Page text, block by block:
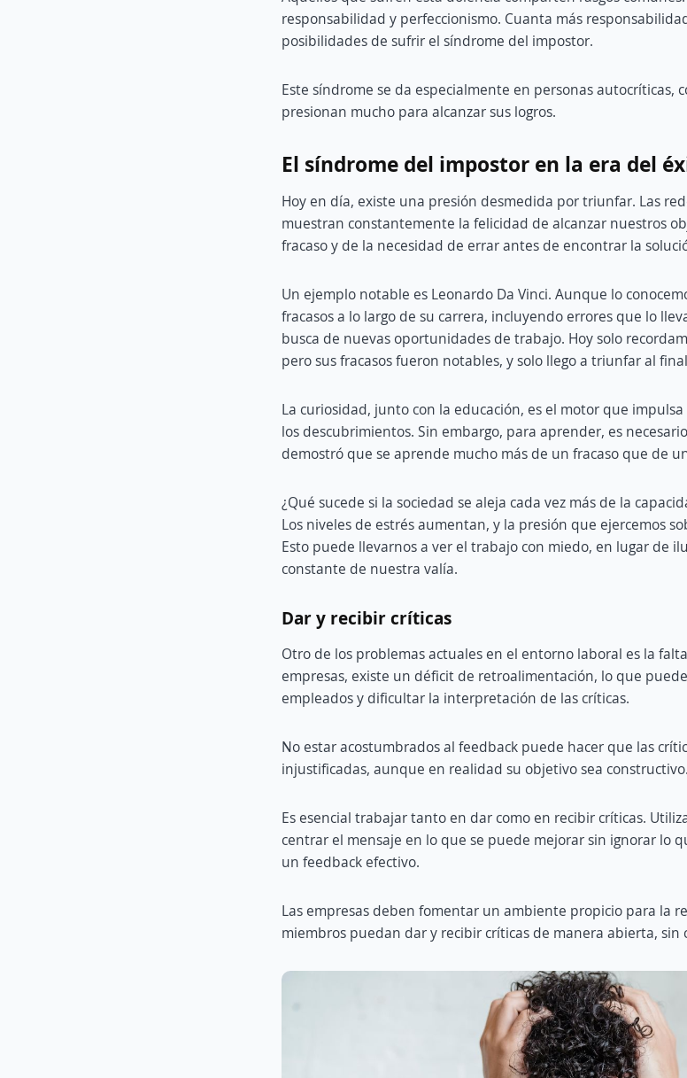
responsabilidad y perfeccionismo. Cuanta más
posibilidades de sufrir el síndrome del impostor.
Este síndrome se da especialmente en personas autocríticas,
presionan mucho para alcanzar sus logros.
El síndrome del impostor en la era del
Hoy en día, existe una presión desmedida por triunfar. Las
muestran constantemente la felicidad de alcanzar nuestros
fracaso y de la necesidad de errar antes de encontrar la
Un ejemplo notable es Leonardo Da Vinci. Aunque lo
fracasos a lo largo de su carrera, incluyendo errores que lo
busca de nuevas oportunidades de trabajo. Hoy solo
pero sus fracasos fueron notables, y solo llego a triunfar al
La curiosidad, junto con la educación, es el motor que
los descubrimientos. Sin embargo, para aprender, es
demostró que se aprende mucho más de un fracaso que de
¿Qué sucede si la sociedad se aleja cada vez más de la
Los niveles de estrés aumentan, y la presión que ejercemos
Esto puede llevarnos a ver el trabajo con miedo, en lugar de
constante de nuestra valía.
Dar y recibir críticas
Otro de los problemas actuales en el entorno laboral es la
empresas, existe un déficit de retroalimentación, lo que
empleados y dificultar la interpretación de las críticas.
No estar acostumbrados al feedback puede hacer que las
injustificadas, aunque en realidad su objetivo sea constructivo.
Es esencial trabajar tanto en dar como en recibir críticas.
centrar el mensaje en lo que se puede mejorar sin ignorar lo
un feedback efectivo.
Las empresas deben fomentar un ambiente propicio para la
miembros puedan dar y recibir críticas de manera abierta, sin